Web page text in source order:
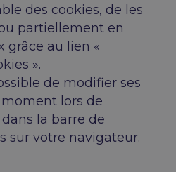
des cookies, de les
partiellement en
grâce au lien «
».
de modifier ses
lors de
la barre de
sur votre navigateur.